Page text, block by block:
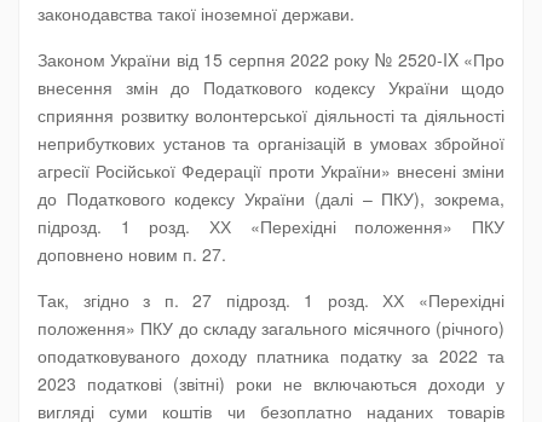
законодавства такої іноземної держави.
Законом України від 15 серпня 2022 року № 2520-IX «Про
внесення змін до Податкового кодексу України щодо
сприяння розвитку волонтерської діяльності та діяльності
неприбуткових установ та організацій в умовах збройної
агресії Російської Федерації проти України» внесені зміни
до Податкового кодексу України (далі – ПКУ), зокрема,
підрозд. 1 розд. ХХ «Перехідні положення» ПКУ
доповнено новим п. 27.
Так, згідно з п. 27 підрозд. 1 розд. ХХ «Перехідні
положення» ПКУ до складу загального місячного (річного)
оподатковуваного доходу платника податку за 2022 та
2023 податкові (звітні) роки не включаються доходи у
вигляді суми коштів чи безоплатно наданих товарів